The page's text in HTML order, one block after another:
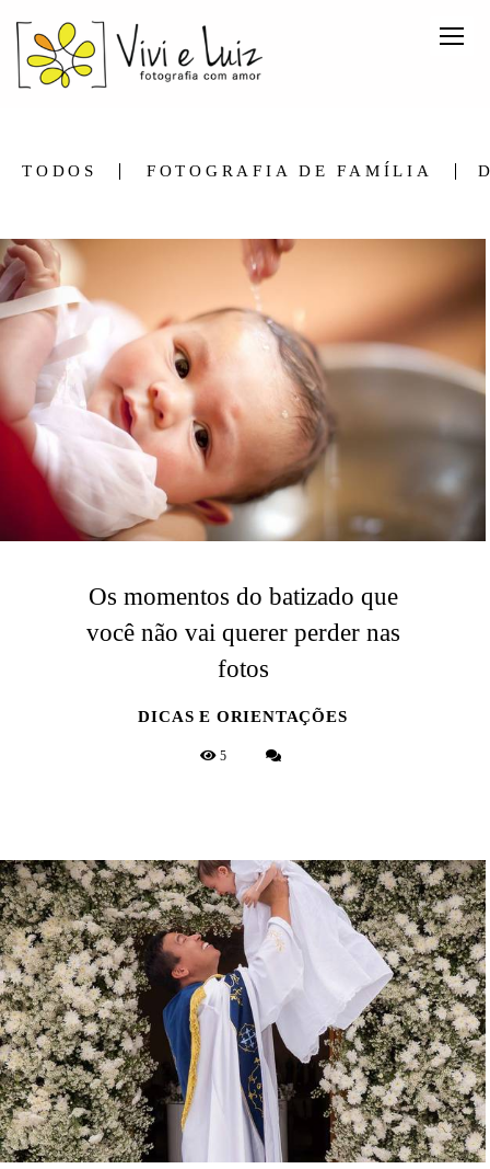
TODOS FOTOGRAFIA DE FAMÍLIA
Os momentos do batizado que
você não vai querer perder nas
fotos
DICAS E ORIENTAÇÕES
5